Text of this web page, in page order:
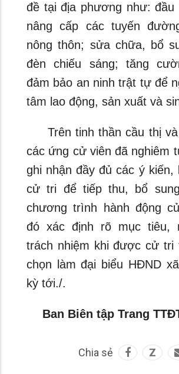
đề tại địa phương như: đầu
nâng cấp các tuyến
nông thôn; sửa chữa, bổ
đèn chiếu sáng; tăng
đảm bảo an ninh trật tự để
tâm lao động, sản xuất và
Trên tinh thần cầu thị và
các ứng cử viên đã nghiêm
ghi nhận đầy đủ các ý kiến,
cử tri để tiếp thu, bổ
chương trình hành động
đó xác định rõ mục tiêu,
trách nhiệm khi được cử tri
chọn làm đại biểu HĐND
kỳ tới./.
Ban Biên tập Trang
Chia sẻ Z